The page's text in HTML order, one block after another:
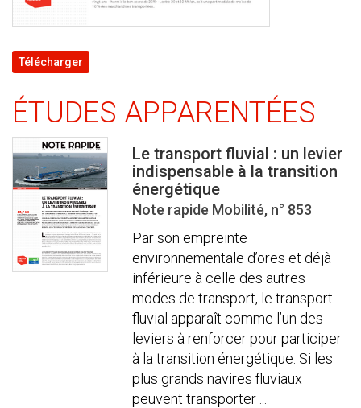
Télécharger
ÉTUDES APPARENTÉES
Le transport fluvial : un levier
indispensable à la transition
énergétique
Note rapide Mobilité, n° 853
Par son empreinte
environnementale d’ores et déjà
inférieure à celle des autres
modes de transport, le transport
fluvial apparaît comme l’un des
leviers à renforcer pour participer
à la transition énergétique. Si les
plus grands navires fluviaux
peuvent transporter ...